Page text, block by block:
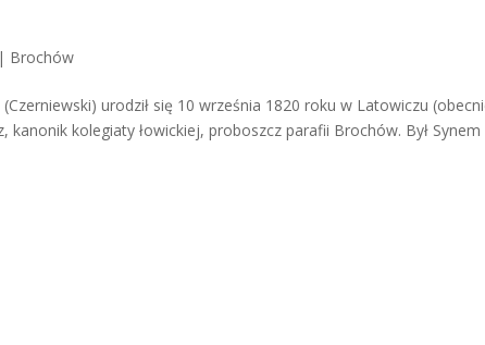
| Brochów
urodził się 10 września 1820 roku w Latowiczu
kolegiaty łowickiej, proboszcz parafii Brochów. Był Synem